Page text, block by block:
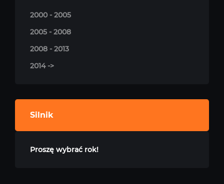
2000 - 2005
2005 - 2008
2008 - 2013
2014 ->
Silnik
Proszę wybrać rok!